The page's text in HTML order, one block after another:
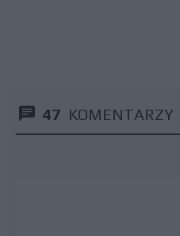
47 KOMENTARZY